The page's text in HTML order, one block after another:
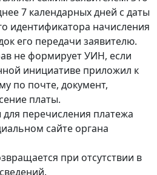
7 календарных дней с даты
идентификатора начисления
его передачи заявителю.
не формирует УИН, если
инициативе приложил к
по почте, документ,
платы.
перечисления платежа
сайте органа
при отсутствии в